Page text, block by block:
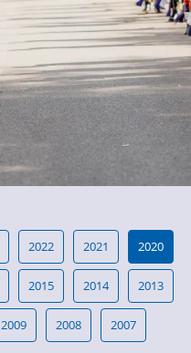
2022 2021 2020
2015 2014 2013
2009 2008 2007